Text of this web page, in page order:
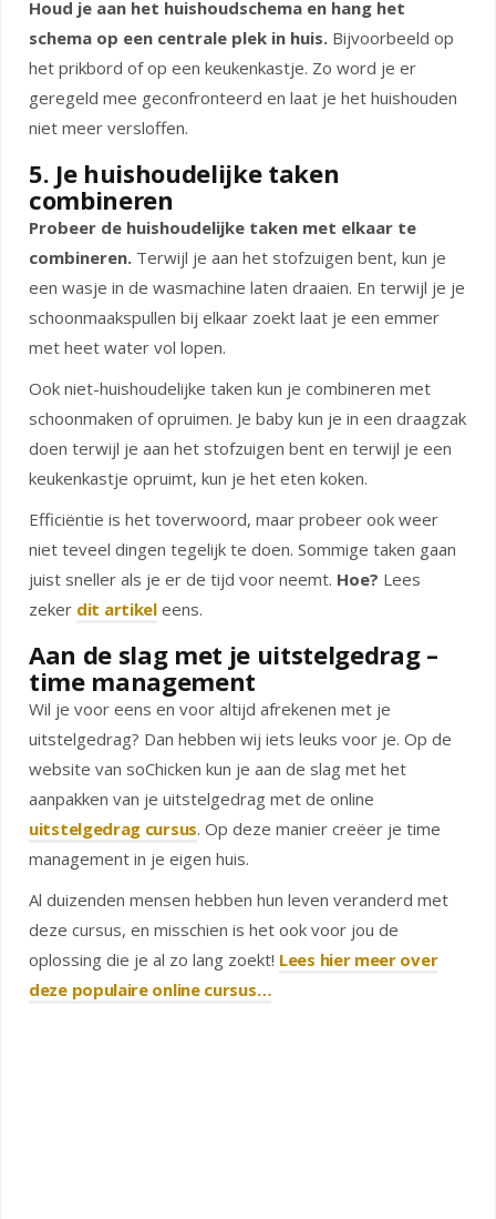
Houd je aan het huishoudschema en hang het
schema op een centrale plek in huis. Bijvoorbeeld op
het prikbord of op een keukenkastje. Zo word je er
geregeld mee geconfronteerd en laat je het huishouden
niet meer versloffen.
5. Je huishoudelijke taken
combineren
Probeer de huishoudelijke taken met elkaar te
combineren. Terwijl je aan het stofzuigen bent, kun je
een wasje in de wasmachine laten draaien. En terwijl je je
schoonmaakspullen bij elkaar zoekt laat je een emmer
met heet water vol lopen.
Ook niet-huishoudelijke taken kun je combineren met
schoonmaken of opruimen. Je baby kun je in een draagzak
doen terwijl je aan het stofzuigen bent en terwijl je een
keukenkastje opruimt, kun je het eten koken.
Efficiëntie is het toverwoord, maar probeer ook weer
niet teveel dingen tegelijk te doen. Sommige taken gaan
juist sneller als je er de tijd voor neemt. Hoe? Lees
zeker dit artikeleens.
Aan de slag met je uitstelgedrag –
time management
Wil je voor eens en voor altijd afrekenen met je
uitstelgedrag? Dan hebben wij iets leuks voor je. Op de
website van soChicken kun je aan de slag met het
aanpakken van je uitstelgedrag met de online
uitstelgedrag cursus. Op deze manier creëer je time
management in je eigen huis.
Al duizenden mensen hebben hun leven veranderd met
deze cursus, en misschien is het ook voor jou de
oplossing die je al zo lang zoekt! Lees hier meer over
deze populaire online cursus…